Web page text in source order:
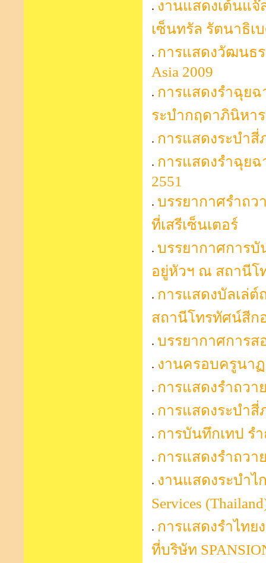
งานแสดงเต้นแ
เซ็นทรัล รัตนาธิเ
การแสดงวัฒนธร
Asia 2009
การแสดงรำฉุย
ระบำกฤดาภินิหา
การแสดงระบำสี่
การแสดงรำฉุย
2551
บรรยากาศรำถว
ที่เสรีเซ็นเตอร์
บรรยากาศการบั
อยู่หัวฯ ณ สถานีโ
การแสดงบัลเล่ต์
สถานีโทรทัศน์สีก
บรรยากาศการ
งานครอบครูนา
การแสดงรำถวา
การแสดงระบำ
การบันทึกเทป ร
การแสดงรำถวา
งานแสดงระบำไ
Services
การแสดงรำไทย
ที่บริษัท